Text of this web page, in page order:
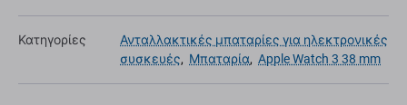
Κατηγορίες
Ανταλλακτικές μπαταρίες για ηλεκτρονικές
συσκευές, Μπαταρία, Apple Watch 3 38 mm